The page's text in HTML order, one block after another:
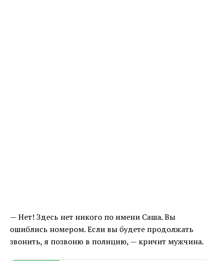
— Нет! Здесь нет никого по имени Саша. Вы
ошиблись номером. Если вы будете продолжать
звонить, я позвоню в полицию, — кричит мужчина.